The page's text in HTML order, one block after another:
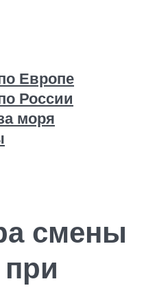
Европе
России
моря
смены